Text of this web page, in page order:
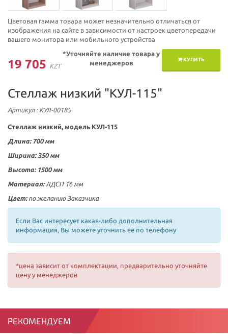
Цветовая гамма товара может незначительно отличаться от
изображения на сайте в зависимости от настроек цветопередачи
вашего монитора или мобильного устройства
19 705 KZT
КУПИТЬ
*Уточняйте наличие товара у
менеджеров
Стеллаж низкий "КУЛ-115"
Артикул: КУЛ-00185
Стеллаж низкий, модель КУЛ-115
Длина:700 мм
Ширина: 350 мм
Высота:1500 мм
Материал: ЛДСП 16 мм
Цвет: по желанию Заказчика
Если Вас интересует какая-либо дополнительная
информация, Вы можете уточнить ее по телефону
*цена зависит от комплектации, предварительно уточняйте
цену у менеджеров
РЕКОМЕНДУЕМ